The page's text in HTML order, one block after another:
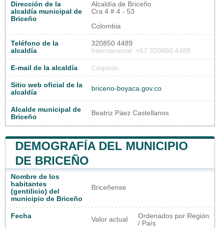
Dirección de la
alcaldía municipal de
Briceño
Alcaldía de Briceño
Cra 4 # 4 - 53
Colombia
Teléfono de la
alcaldía
320850 4489
Internacional: +57 320850 4489
E-mail de la alcaldía Cargando...
Sitio web oficial de la
alcaldía
briceno-boyaca.gov.co
Alcalde municipal de
Briceño
Beatriz Páez Castellanos
DEMOGRAFÍA DEL MUNICIPIO
DE BRICEÑO
Nombre de los
habitantes
(gentilicio) del
municipio de Briceño
Briceñense
Fecha Valor actual
Ordenados por Región
/ País